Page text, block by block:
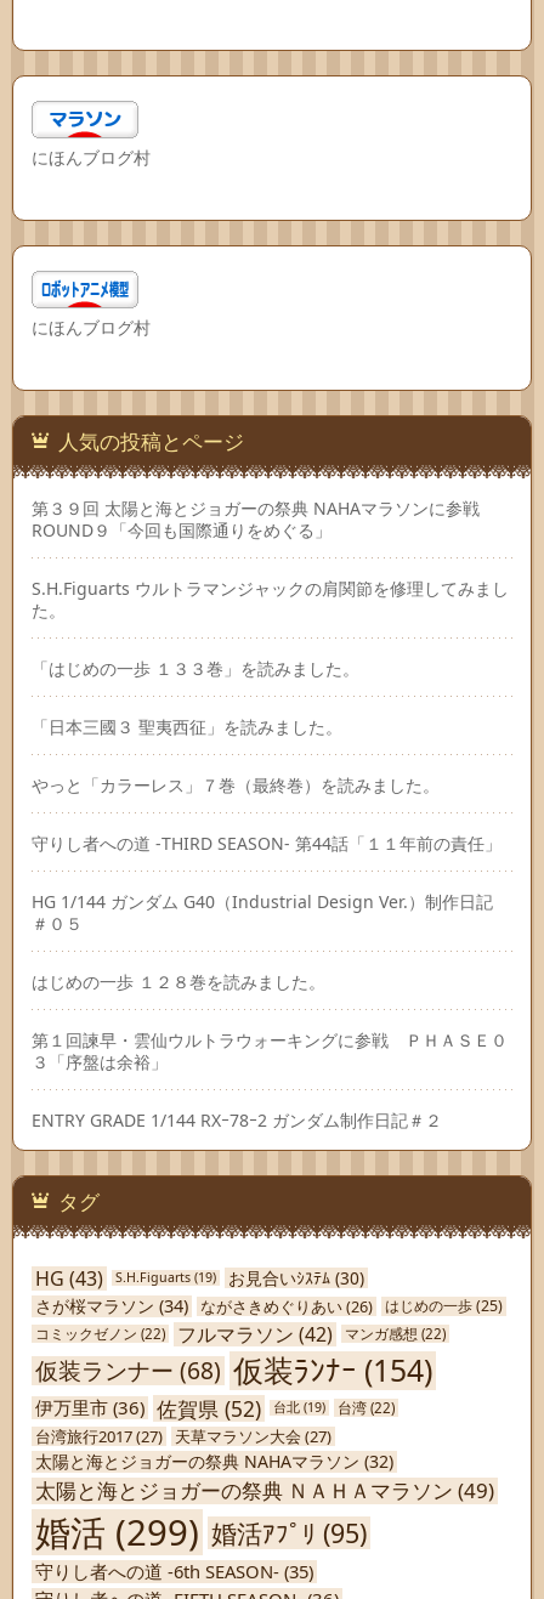
にほんブログ村
にほんブログ村
人気の投稿とページ
第３９回 太陽と海とジョガーの祭典 NAHAマラソンに参戦
ROUND９「今回も国際通りをめぐる」
S.H.Figuarts ウルトラマンジャックの肩関節を修理してみまし
た。
「はじめの一歩 １３３巻」を読みました。
「日本三國３ 聖夷西征」を読みました。
やっと「カラーレス」７巻（最終巻）を読みました。
守りし者への道 -THIRD SEASON- 第44話「１１年前の責任」
HG 1/144 ガンダム G40（Industrial Design Ver.）制作日記
＃０５
はじめの一歩 １２８巻を読みました。
第１回諫早・雲仙ウルトラウォーキングに参戦 ＰＨＡＳＥ０
３「序盤は余裕」
ENTRY GRADE 1/144 RXｰ78ｰ2 ガンダム制作日記＃２
タグ
HG (43) S.H.Figuarts (19) お見合いｼｽﾃﾑ (30)
さが桜マラソン (34) ながさきめぐりあい(26) はじめの一歩(25)
コミックゼノン (22) フルマラソン (42) マンガ感想 (22)
仮装ランナー (68) 仮装ﾗﾝﾅｰ (154)
伊万里市 (36) 佐賀県 (52) 台北 (19) 台湾 (22)
台湾旅行2017(27) 天草マラソン大会 (27)
太陽と海とジョガーの祭典 NAHAマラソン (32)
太陽と海とジョガーの祭典 ＮＡＨＡマラソン (49)
婚活 (299) 婚活ｱﾌﾟﾘ (95)
守りし者への道 -6th SEASON- (35)